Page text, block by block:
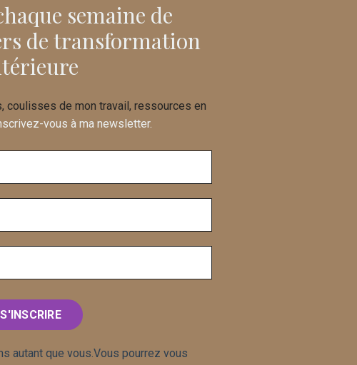
semaine de
de transformation
coulisses de mon travail, ressources en
vous à ma newsletter.
S'INSCRIRE
autant que vous.Vous pourrez vous